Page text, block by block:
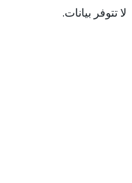
بيانات.